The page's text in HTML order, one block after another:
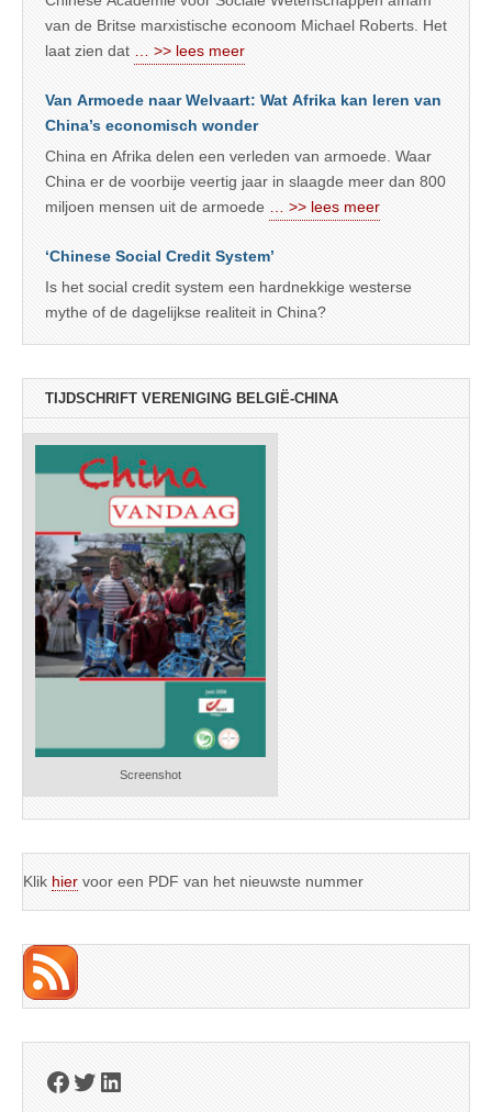
van de Britse marxistische econoom Michael Roberts. Het
laat zien dat
… >> lees meer
Van Armoede naar Welvaart: Wat Afrika kan leren van
China’s economisch wonder
China en Afrika delen een verleden van armoede. Waar
China er de voorbije veertig jaar in slaagde meer dan 800
miljoen mensen uit de armoede
… >> lees meer
‘Chinese Social Credit System’
Is het social credit system een hardnekkige westerse
mythe of de dagelijkse realiteit in China?
TIJDSCHRIFT VERENIGING BELGIË-CHINA
Screenshot
Klik hier voor een PDF van het nieuwste nummer
Facebook
Twitter
LinkedIn